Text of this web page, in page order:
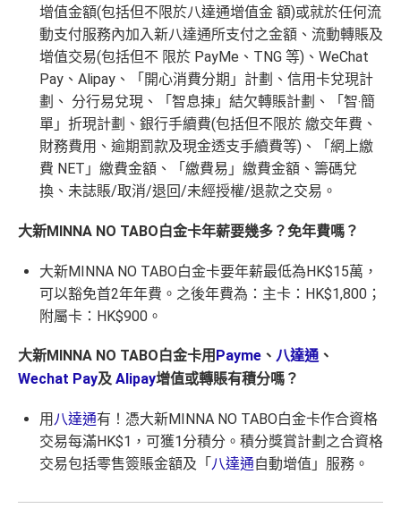
增值金額(包括但不限於八達通增值金 額)或就於任何流
動支付服務內加入新八達通所支付之金額、流動轉賬及
增值交易(包括但不 限於 PayMe、TNG 等)、WeChat
Pay、Alipay、「開心消費分期」計劃、信用卡兌現計
劃、 分行易兌現、「智息揀」結欠轉賬計劃、「智‧簡
單」折現計劃、銀行手續費(包括但不限於 繳交年費、
財務費用、逾期罰款及現金透支手續費等)、「網上繳
費 NET」繳費金額、「繳費易」繳費金額、籌碼兌
換、未誌賬/取消/退回/未經授權/退款之交易。
大新MINNA NO TABO白金卡年薪要幾多？免年費嗎？
大新MINNA NO TABO白金卡要年薪最低為HK$15萬，
可以豁免首2年年費。之後年費為：主卡：HK$1,800；
附屬卡：HK$900。
大新MINNA NO TABO白金卡用 Payme 、 八達通 、
Wechat Pay及 Alipay增值或轉賬有積分嗎？
用 八達通有！憑大新MINNA NO TABO白金卡作合資格
交易每滿HK$1，可獲1分積分。積分獎賞計劃之合資格
交易包括零售簽賬金額及「 八達通自動增值」服務。